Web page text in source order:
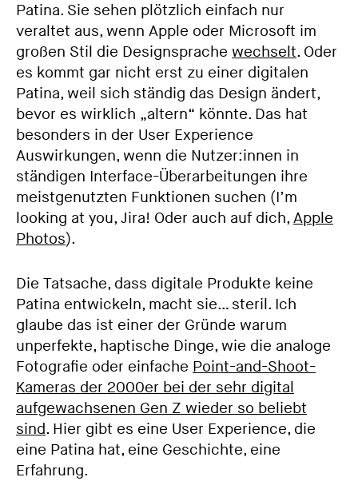
Patina. Sie sehen plötzlich einfach nur
veraltet aus, wenn Apple oder Microsoft im
großen Stil die Designsprache wechselt. Oder
es kommt gar nicht erst zu einer digitalen
Patina, weil sich ständig das Design ändert,
bevor es wirklich „altern“ könnte. Das hat
besonders in der User Experience
Auswirkungen, wenn die Nutzer:innen in
ständigen Interface-Überarbeitungen ihre
meistgenutzten Funktionen suchen (I’m
looking at you, Jira! Oder auch auf dich, Apple
Photos).
Die Tatsache, dass digitale Produkte keine
Patina entwickeln, macht sie… steril. Ich
glaube das ist einer der Gründe warum
unperfekte, haptische Dinge, wie die analoge
Fotografie oder einfache Point-and-Shoot-
Kameras der 2000er bei der sehr digital
aufgewachsenen Gen Z wieder so beliebt
sind. Hier gibt es eine User Experience, die
eine Patina hat, eine Geschichte, eine
Erfahrung.